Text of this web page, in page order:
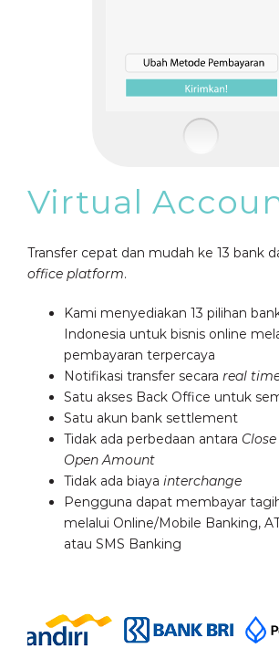
Virtual
Transfer cepat dan mudah ke 13 bank
office platform.
Kami menyediakan 13 pilihan
Indonesia untuk bisnis online
pembayaran terpercaya
Notifikasi transfer secara real
Satu akses Back Office untuk
Satu akun bank settlement
Tidak ada perbedaan antara
Open Amount
Tidak ada biaya interchange
Pengguna dapat membayar
melalui Online/Mobile Banking,
atau SMS Banking